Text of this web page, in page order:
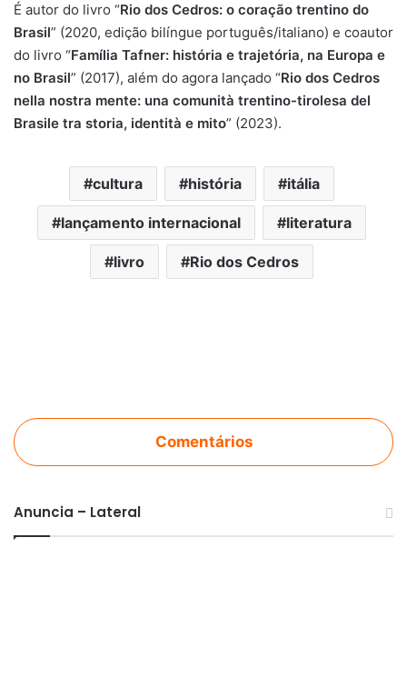
É autor do livro “Rio dos Cedros: o coração trentino do
Brasil” (2020, edição bilíngue português/italiano) e coautor
do livro “Família Tafner: história e trajetória, na Europa e
no Brasil” (2017), além do agora lançado “Rio dos Cedros
nella nostra mente: una comunità trentino-tirolesa del
Brasile tra storia, identità e mito” (2023).
cultura história itália
lançamento internacional literatura
livro Rio dos Cedros
Comentários
Anuncia – Lateral